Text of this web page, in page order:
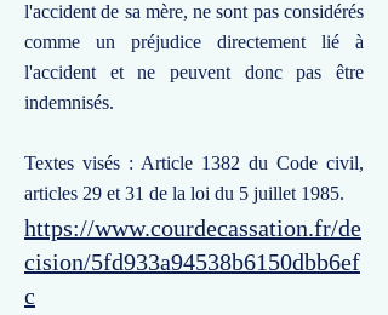
l'accident de sa mère, ne sont pas considérés
comme un préjudice directement lié à
l'accident et ne peuvent donc pas être
indemnisés.
Textes visés : Article 1382 du Code civil,
articles 29 et 31 de la loi du 5 juillet 1985.
https://www.courdecassation.fr/de
cision/5fd933a94538b6150dbb6ef
c